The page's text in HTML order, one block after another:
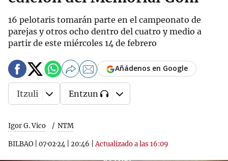
16 pelotaris tomarán parte en el campeonato de
parejas y otros ocho dentro del cuatro y medio a
partir de este miércoles 14 de febrero
Igor G. Vico NTM
BILBAO 07·02·24 20:46 |Actualizado a las 16:09
Añádenos en Google
Itzuli Entzun